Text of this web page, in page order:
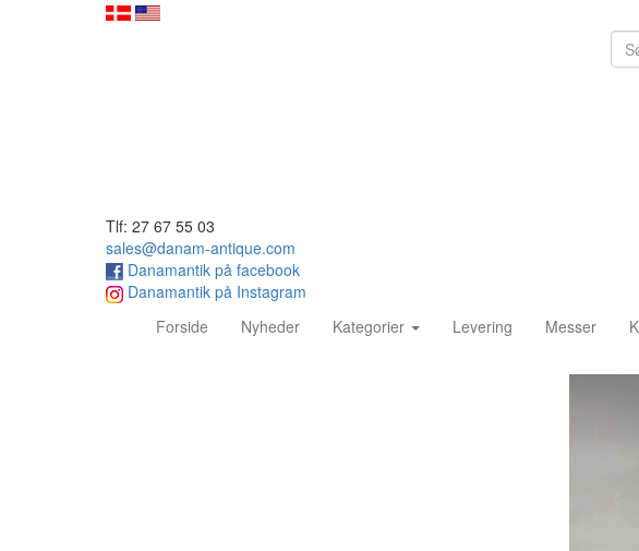
Tlf: 27 67 55 03
sales@danam-antique.com
Danamantik på facebook
Danamantik på Instagram
Forside (current)Nyheder Kategorier Levering Messer